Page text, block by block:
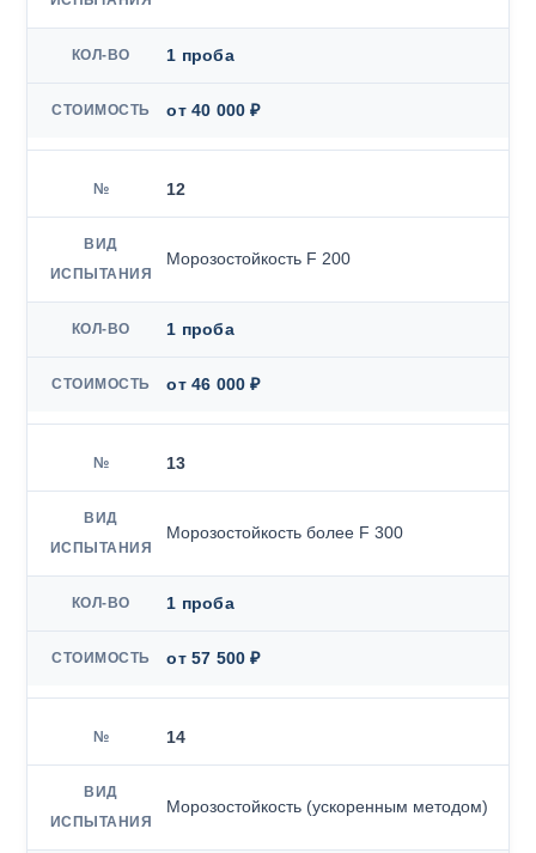
1 проба
от 40 000 ₽
12
Морозостойкость F 200
1 проба
от 46 000 ₽
13
Морозостойкость более F 300
1 проба
от 57 500 ₽
14
Морозостойкость (ускоренным методом)